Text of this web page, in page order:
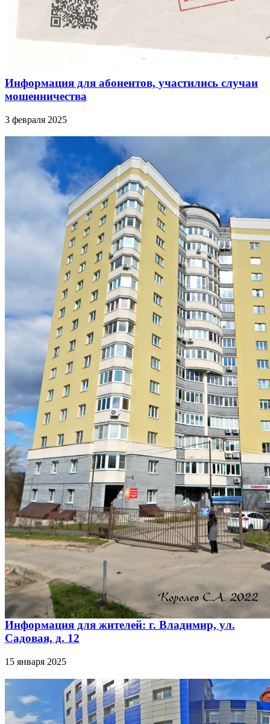
Информация для абонентов, участились случаи
мошенничества
3 февраля 2025
Информация для жителей: г. Владимир, ул.
Садовая, д. 12
15 января 2025